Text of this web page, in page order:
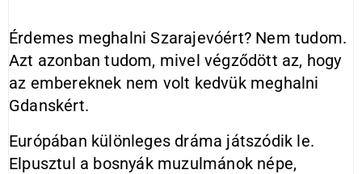
Érdemes meghalni Szarajevóért? Nem tudom.
Azt azonban tudom, mi­vel végződött az, hogy
az emberek­nek nem volt kedvük meghalni
Gdanskért.
Európában különleges dráma ját­szódik le.
Elpusztul a bosnyák muzul­mánok népe,